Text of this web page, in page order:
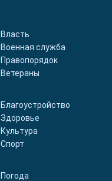
Власть
Военная служба
Правопорядок
Ветераны
Благоустройство
Здоровье
Культура
Спорт
Погода